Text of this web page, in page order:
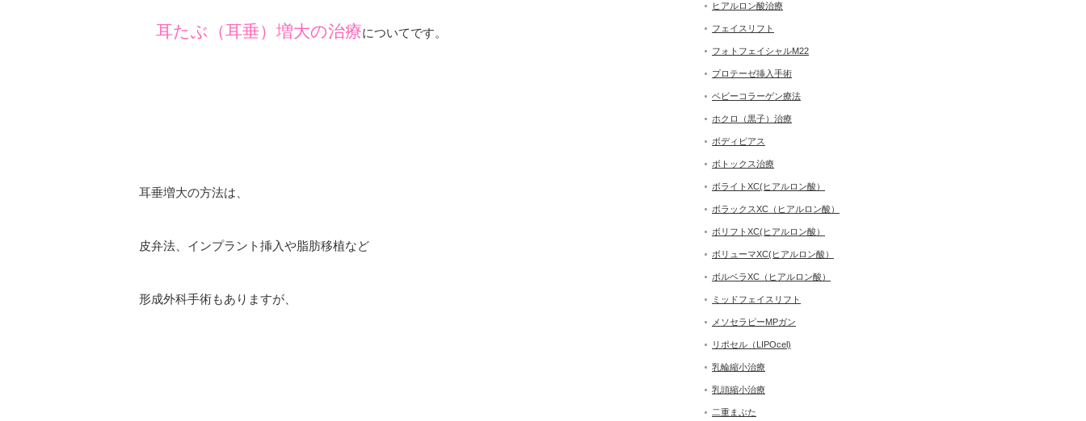
耳たぶ（耳垂）増大の治療についてです。
耳垂増大の方法は、
皮弁法、インプラント挿入や脂肪移植など
形成外科手術もありますが、
ヒアルロン酸治療
フェイスリフト
フォトフェイシャルM22
プロテーゼ挿入手術
ベビーコラーゲン療法
ホクロ（黒子）治療
ボディピアス
ボトックス治療
ボライトXC(ヒアルロン酸）
ボラックスXC（ヒアルロン酸）
ボリフトXC(ヒアルロン酸）
ボリューマXC(ヒアルロン酸）
ボルベラXC（ヒアルロン酸）
ミッドフェイスリフト
メソセラピーMPガン
リポセル（LIPOcel)
乳輪縮小治療
乳頭縮小治療
二重まぶた